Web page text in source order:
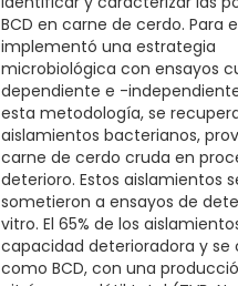
BCD en carne de cerdo. Para
implementó una estrategia
microbiológica con ensayos
dependiente e -
esta metodología, se
aislamientos bacterianos,
carne de cerdo cruda en
deterioro. Estos aislamientos
sometieron a ensayos de
vitro. El 65% de los
capacidad deterioradora y se
como BCD, con una